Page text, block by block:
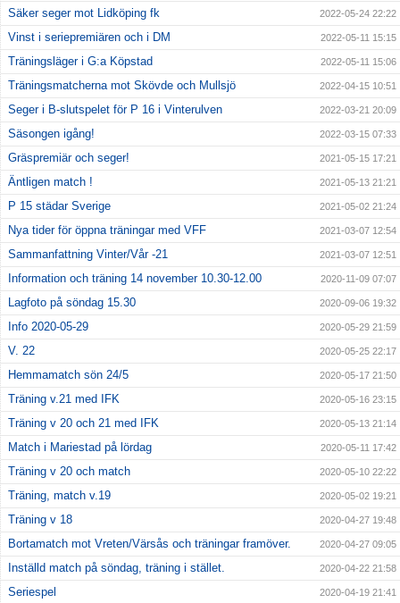
Säker seger mot Lidköping fk 2022-05-24 22:22
Vinst i seriepremiären och i DM 2022-05-11 15:15
Träningsläger i G:a Köpstad 2022-05-11 15:06
Träningsmatcherna mot Skövde och Mullsjö 2022-04-15 10:51
Seger i B-slutspelet för P 16 i Vinterulven 2022-03-21 20:09
Säsongen igång! 2022-03-15 07:33
Gräspremiär och seger! 2021-05-15 17:21
Äntligen match ! 2021-05-13 21:21
P 15 städar Sverige 2021-05-02 21:24
Nya tider för öppna träningar med VFF 2021-03-07 12:54
Sammanfattning Vinter/Vår -21 2021-03-07 12:51
Information och träning 14 november 10.30-12.00 2020-11-09 07:07
Lagfoto på söndag 15.30 2020-09-06 19:32
Info 2020-05-29 2020-05-29 21:59
V. 22 2020-05-25 22:17
Hemmamatch sön 24/5 2020-05-17 21:50
Träning v.21 med IFK 2020-05-16 23:15
Träning v 20 och 21 med IFK 2020-05-13 21:14
Match i Mariestad på lördag 2020-05-11 17:42
Träning v 20 och match 2020-05-10 22:22
Träning, match v.19 2020-05-02 19:21
Träning v 18 2020-04-27 19:48
Bortamatch mot Vreten/Värsås och träningar framöver. 2020-04-27 09:05
Inställd match på söndag, träning i stället. 2020-04-22 21:58
Seriespel 2020-04-19 21:41